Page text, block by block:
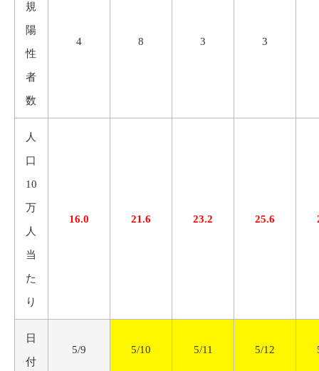
規
陽
性
者
数
4 8 3 3
人
口
10
万
人
当
た
り
16.0 21.6 23.2 25.6
日
付
5/9 5/10 5/11 5/12